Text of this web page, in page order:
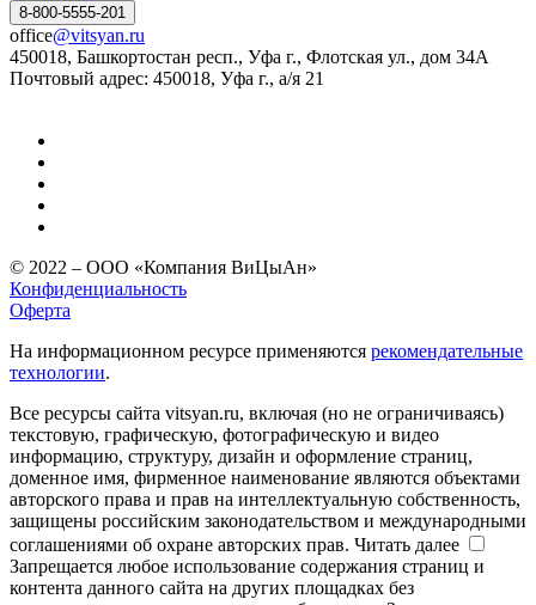
8-800-5555-201
office@vitsyan.ru
450018, Башкортостан респ., Уфа г., Флотская ул., дом 34А
Почтовый адрес: 450018, Уфа г., а/я 21
© 2022 – ООО «Компания ВиЦыАн»
Конфиденциальность
Оферта
На информационном ресурсе применяются рекомендательные
технологии.
Все ресурсы сайта vitsyan.ru, включая (но не ограничиваясь)
текстовую, графическую, фотографическую и видео
информацию, структуру, дизайн и оформление страниц,
доменное имя, фирменное наименование являются объектами
авторского права и прав на интеллектуальную собственность,
защищены российским законодательством и международными
соглашениями об охране авторских прав. Читать далее
Запрещается любое использование содержания страниц и
контента данного сайта на других площадках без